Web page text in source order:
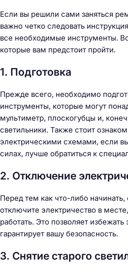
Если вы решили сами заняться
важно четко следовать
все необходимые инструменты.
которые вам предстоит пройти.
1. Подготовка
Прежде всего, необходимо
инструменты, которые могут
мультиметр, плоскогубцы и,
светильники. Также стоит
электрическими схемами, если
силах, лучше обратиться к
2. Отключение
Перед тем как что-либо начинать,
отключите электричество в
работать. Это позволяет избежать
гарантирует вашу безопасность.
3. Снятие старого